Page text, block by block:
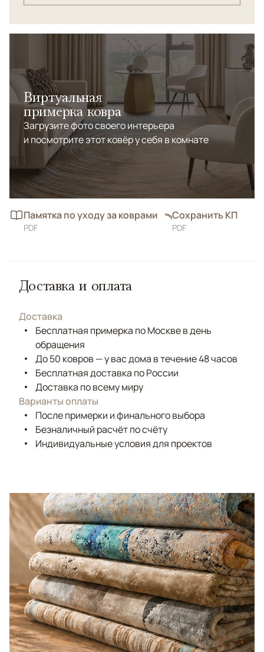
Виртуальная
примерка ковра
Загрузите фото своего интерьера
и посмотрите этот ковёр у себя в комнате
Памятка по уходу за коврами
PDF
Сохранить КП
PDF
Доставка и оплата
Доставка
Бесплатная примерка по Москве в день
обращения
До 50 ковров — у вас дома в течение 48 часов
Бесплатная доставка по России
Доставка по всему миру
Варианты оплаты
После примерки и финального выбора
Безналичный расчёт по счёту
Индивидуальные условия для проектов